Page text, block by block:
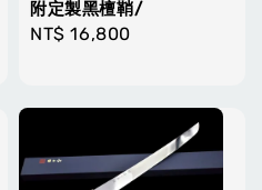
附定製黑檀鞘/
Regular
NT$ 16,800